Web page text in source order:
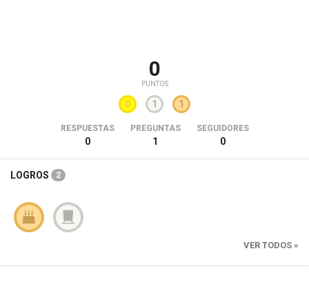
0
PUNTOS
0 1 1
RESPUESTAS
0
PREGUNTAS
1
SEGUIDORES
0
LOGROS 2
VER TODOS »